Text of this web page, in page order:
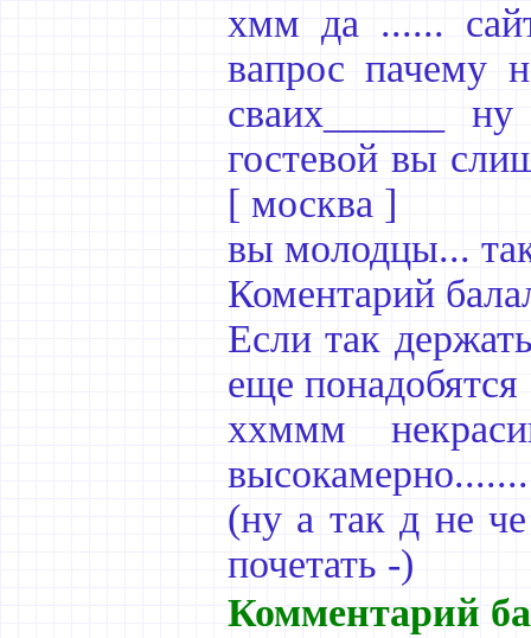
хмм да ......
вапрос пачему
сваих______
гостевой вы
[ москва ]
вы молодцы...
Коментарий
Если так
еще понадобятся
ххммм
(ну а так д не че
почетать -)
Комментарий